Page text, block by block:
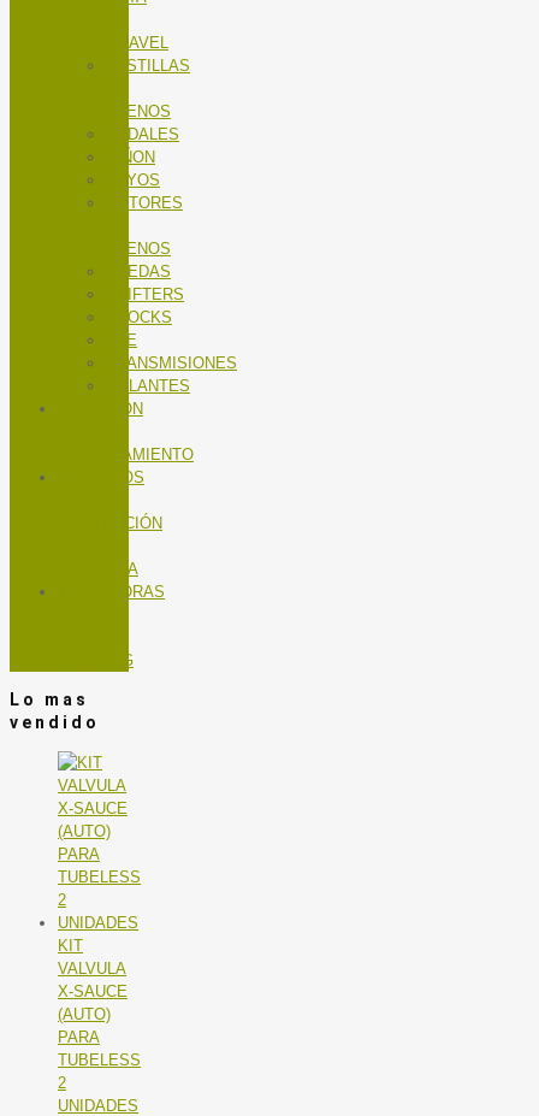
GRAVEL
PASTILLAS
FRENOS
PEDALES
PIÑON
RAYOS
ROTORES
FRENOS
RUEDAS
SHIFTERS
SHOCKS
TEE
TRANSMISIONES
VOLANTES
NUTRICIÓN
ENTRENAMIENTO
SERVICIOS
MANTENCIÓN
BICICLETA
TROTADORAS
SPINNING
Lo mas
vendido
KIT
VALVULA
X-SAUCE
(AUTO)
PARA
TUBELESS
2
UNIDADES